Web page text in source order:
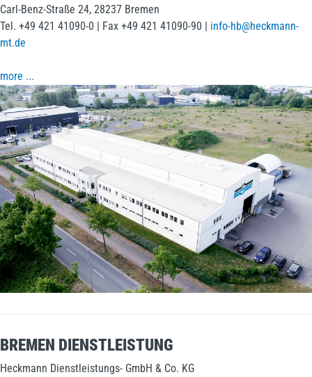
Carl-Benz-Straße 24, 28237 Bremen
Tel. +49 421 41090-0 | Fax +49 421 41090-90 | info-hb@heckmann-
mt.de
more ...
BREMEN DIENSTLEISTUNG
Heckmann Dienstleistungs- GmbH & Co. KG